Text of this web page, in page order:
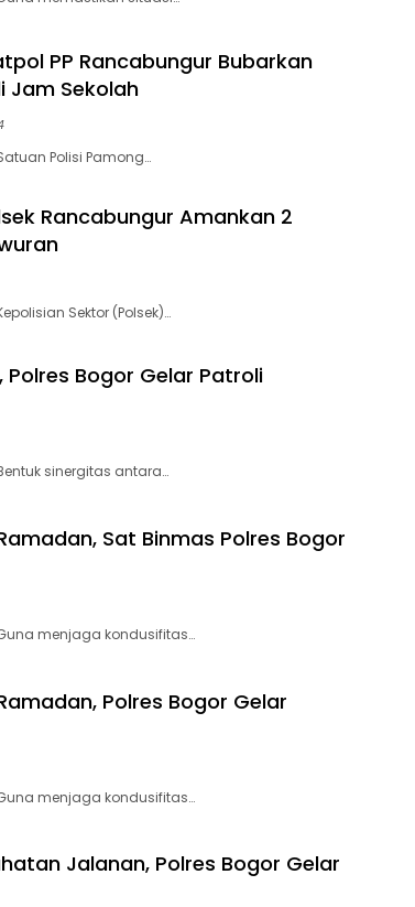
PP Rancabungur Bubarkan
Jam Sekolah
Polisi Pamong…
Rancabungur Amankan 2
Sektor (Polsek)…
Polres Bogor Gelar Patroli
sinergitas antara…
Sat Binmas Polres Bogor
Guna menjaga kondusifitas…
Polres Bogor Gelar
Guna menjaga kondusifitas…
Jalanan, Polres Bogor Gelar